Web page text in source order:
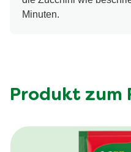
Minuten.
Produkt zum